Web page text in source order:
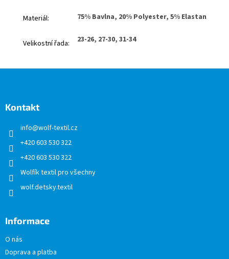
Materiál: 75% Bavlna, 20% Polyester, 5% Elastan
Velikostní řada: 23-26, 27-30, 31-34
Kontakt
info@wolf-textil.cz
+420 603 530 322
+420 603 530 322
Wolfík textil pro všechny
wolf.detsky.textil
Informace
O nás
Doprava a platba